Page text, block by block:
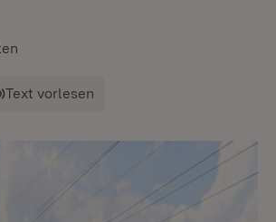
Text vorlesen